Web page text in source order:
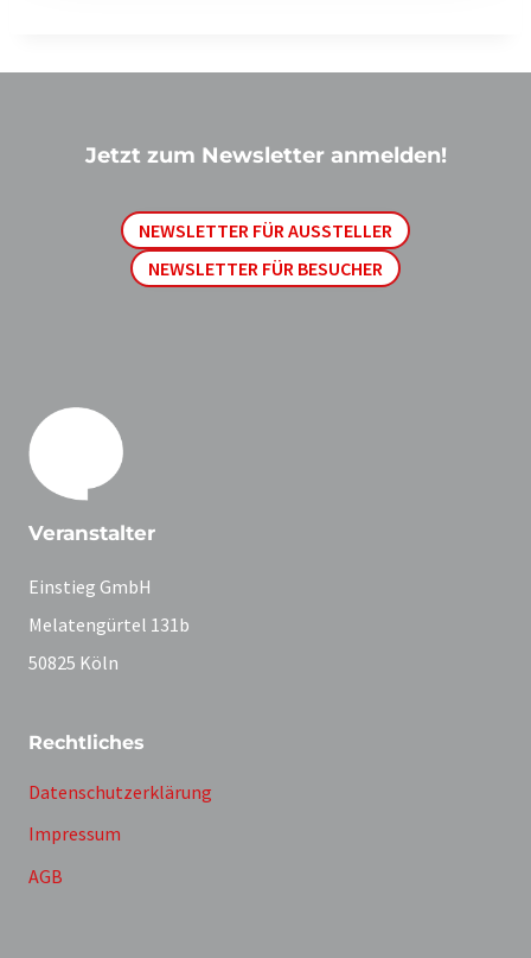
Jetzt zum Newsletter anmelden!
NEWSLETTER FÜR AUSSTELLER
NEWSLETTER FÜR BESUCHER
Veranstalter
Einstieg GmbH
Melatengürtel 131b
50825 Köln
Rechtliches
Datenschutzerklärung
Impressum
AGB